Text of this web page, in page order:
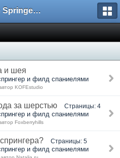
English Springer Spaniel Club
и шея
и филд спаниелями
KOFEstudio
за шерстью Страницы: 4
и филд спаниелями
Foxberryhills
Страницы: 5
и филд спаниелями